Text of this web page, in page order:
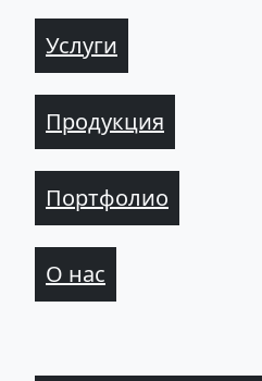
Услуги
Продукция
Портфолио
О нас